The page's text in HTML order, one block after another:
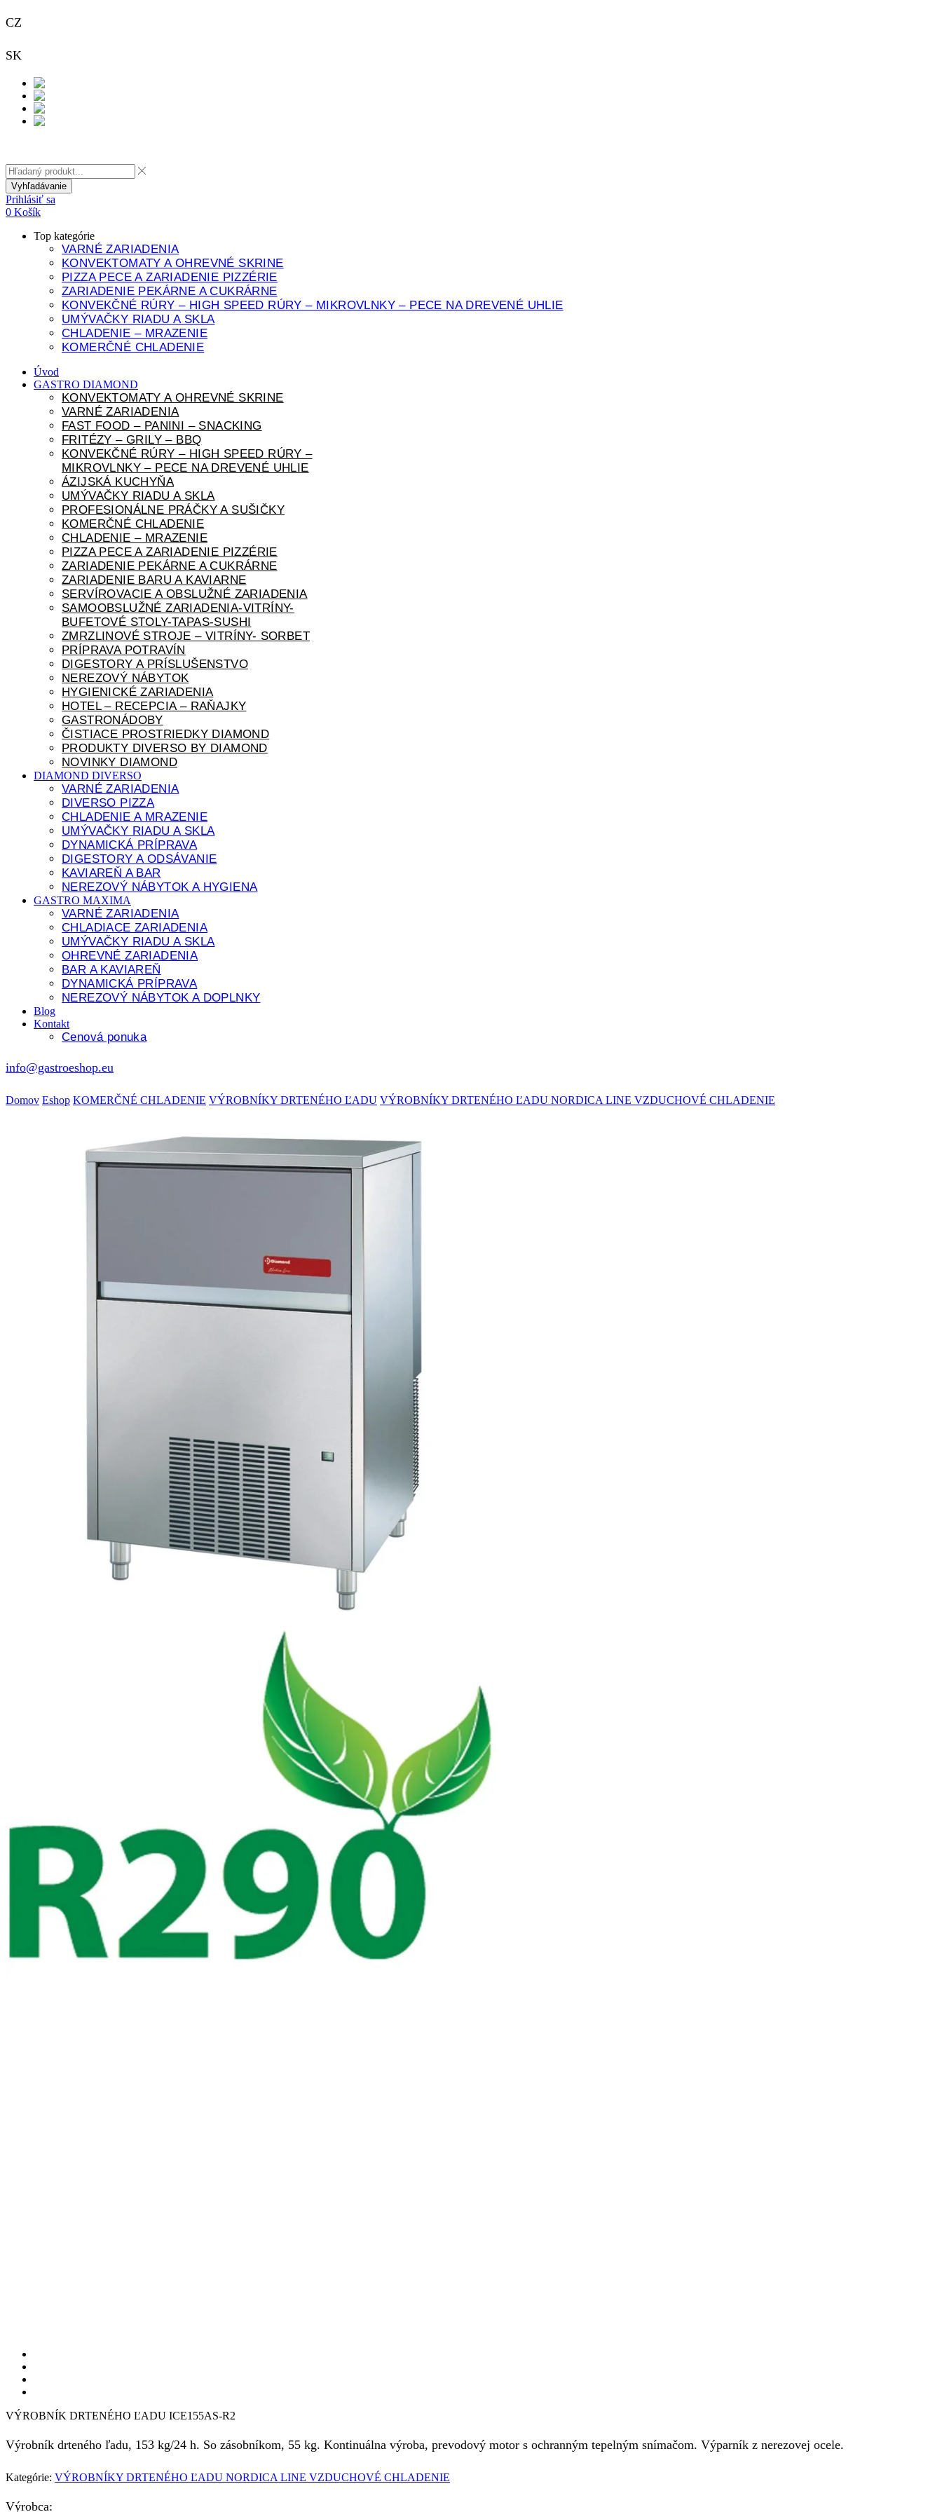
CZ
SK
Vyhľadávanie
Prihlásiť sa
0 Košík
Top kategórie
VARNÉ ZARIADENIA
KONVEKTOMATY A OHREVNÉ SKRINE
PIZZA PECE A ZARIADENIE PIZZÉRIE
ZARIADENIE PEKÁRNE A CUKRÁRNE
KONVEKČNÉ RÚRY – HIGH SPEED RÚRY – MIKROVLNKY – PECE NA DREVENÉ UHLIE
UMÝVAČKY RIADU A SKLA
CHLADENIE – MRAZENIE
KOMERČNÉ CHLADENIE
Úvod
GASTRO DIAMOND
KONVEKTOMATY A OHREVNÉ SKRINE
VARNÉ ZARIADENIA
FAST FOOD – PANINI – SNACKING
FRITÉZY – GRILY – BBQ
KONVEKČNÉ RÚRY – HIGH SPEED RÚRY –
MIKROVLNKY – PECE NA DREVENÉ UHLIE
ÁZIJSKÁ KUCHYŇA
UMÝVAČKY RIADU A SKLA
PROFESIONÁLNE PRÁČKY A SUŠIČKY
KOMERČNÉ CHLADENIE
CHLADENIE – MRAZENIE
PIZZA PECE A ZARIADENIE PIZZÉRIE
ZARIADENIE PEKÁRNE A CUKRÁRNE
ZARIADENIE BARU A KAVIARNE
SERVÍROVACIE A OBSLUŽNÉ ZARIADENIA
SAMOOBSLUŽNÉ ZARIADENIA-VITRÍNY-
BUFETOVÉ STOLY-TAPAS-SUSHI
ZMRZLINOVÉ STROJE – VITRÍNY- SORBET
PRÍPRAVA POTRAVÍN
DIGESTORY A PRÍSLUŠENSTVO
NEREZOVÝ NÁBYTOK
HYGIENICKÉ ZARIADENIA
HOTEL – RECEPCIA – RAŇAJKY
GASTRONÁDOBY
ČISTIACE PROSTRIEDKY DIAMOND
PRODUKTY DIVERSO BY DIAMOND
NOVINKY DIAMOND
DIAMOND DIVERSO
VARNÉ ZARIADENIA
DIVERSO PIZZA
CHLADENIE A MRAZENIE
UMÝVAČKY RIADU A SKLA
DYNAMICKÁ PRÍPRAVA
DIGESTORY A ODSÁVANIE
KAVIAREŇ A BAR
NEREZOVÝ NÁBYTOK A HYGIENA
GASTRO MAXIMA
VARNÉ ZARIADENIA
CHLADIACE ZARIADENIA
UMÝVAČKY RIADU A SKLA
OHREVNÉ ZARIADENIA
BAR A KAVIAREŇ
DYNAMICKÁ PRÍPRAVA
NEREZOVÝ NÁBYTOK A DOPLNKY
Blog
Kontakt
Cenová ponuka
info@gastroeshop.eu
Domov Eshop KOMERČNÉ CHLADENIE VÝROBNÍKY DRTENÉHO ĽADU VÝROBNÍKY DRTENÉHO ĽADU NORDICA LINE VZDUCHOVÉ CHLADENIE
VÝROBNÍK DRTENÉHO ĽADU ICE155AS-R2
Výrobník drteného ľadu, 153 kg/24 h. So zásobníkom, 55 kg. Kontinuálna výroba, prevodový motor s ochranným tepelným snímačom. Výparník z nerezovej ocele.
Kategórie: VÝROBNÍKY DRTENÉHO ĽADU NORDICA LINE VZDUCHOVÉ CHLADENIE
Výrobca: